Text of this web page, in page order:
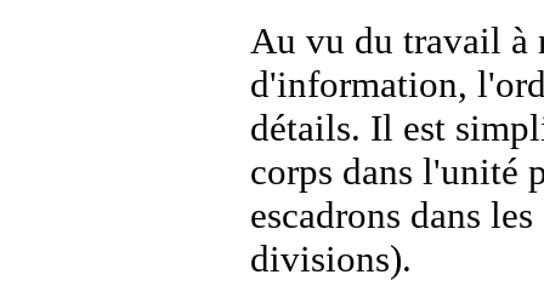
Au vu du travail à
d'information,
détails. Il est
corps dans l'unité
escadrons dans
divisions).